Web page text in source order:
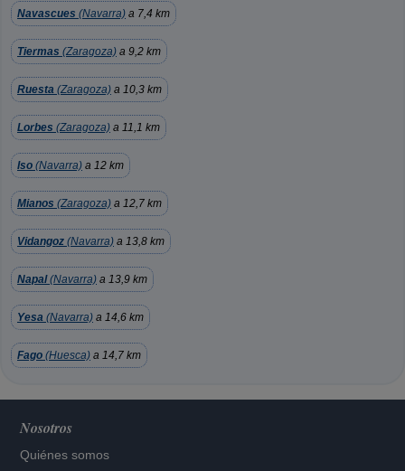
Navascues (Navarra) a 7,4 km
Tiermas (Zaragoza) a 9,2 km
Ruesta (Zaragoza) a 10,3 km
Lorbes (Zaragoza) a 11,1 km
Iso (Navarra) a 12 km
Mianos (Zaragoza) a 12,7 km
Vidangoz (Navarra) a 13,8 km
Napal(Navarra) a 13,9 km
Yesa (Navarra) a 14,6 km
Fago (Huesca) a 14,7 km
Nosotros
Quiénes somos